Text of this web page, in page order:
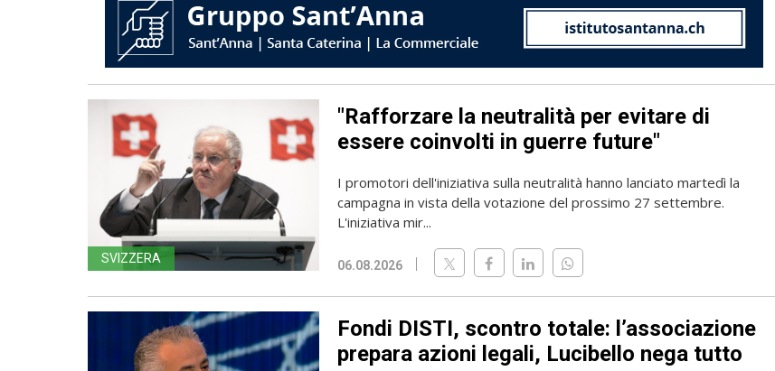
SVIZZERA
"Rafforzare la neutralità per evitare di
essere coinvolti in guerre future"
I promotori dell'iniziativa sulla neutralità hanno lanciato martedì la
campagna in vista della votazione del prossimo 27 settembre.
L'iniziativa mir...
06.08.2026
Fondi DISTI, scontro totale: l’associazione
prepara azioni legali, Lucibello nega tutto